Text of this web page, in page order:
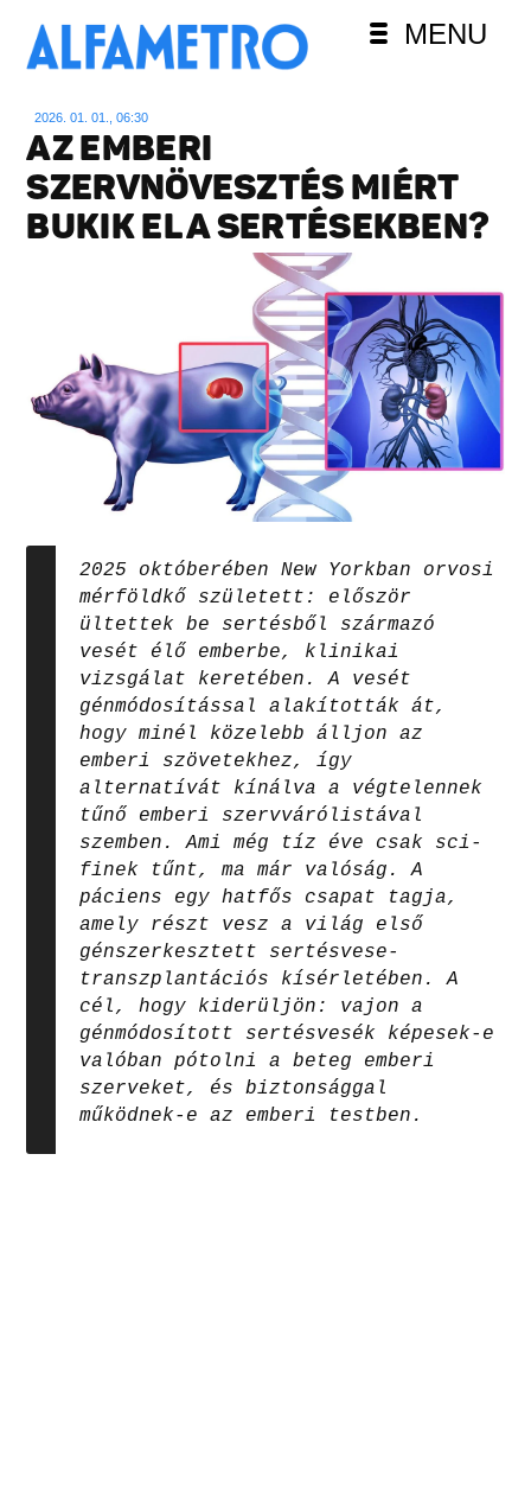
MENU
2026. 01. 01., 06:30
AZ EMBERI
SZERVNÖVESZTÉS MIÉRT
BUKIK EL A SERTÉSEKBEN?
2025 októberében New Yorkban orvosi
mérföldkő született: először
ültettek be sertésből származó
vesét élő emberbe, klinikai
vizsgálat keretében. A vesét
génmódosítással alakították át,
hogy minél közelebb álljon az
emberi szövetekhez, így
alternatívát kínálva a végtelennek
tűnő emberi szervvárólistával
szemben. Ami még tíz éve csak sci-
finek tűnt, ma már valóság. A
páciens egy hatfős csapat tagja,
amely részt vesz a világ első
génszerkesztett sertésvese-
transzplantációs kísérletében. A
cél, hogy kiderüljön: vajon a
génmódosított sertésvesék képesek-e
valóban pótolni a beteg emberi
szerveket, és biztonsággal
működnek-e az emberi testben.